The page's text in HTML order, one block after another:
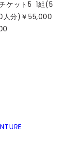
ケット5 1組(5
人分)￥55,000